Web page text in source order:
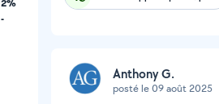
2%
-
Anthony G.
posté le 09 août 2025